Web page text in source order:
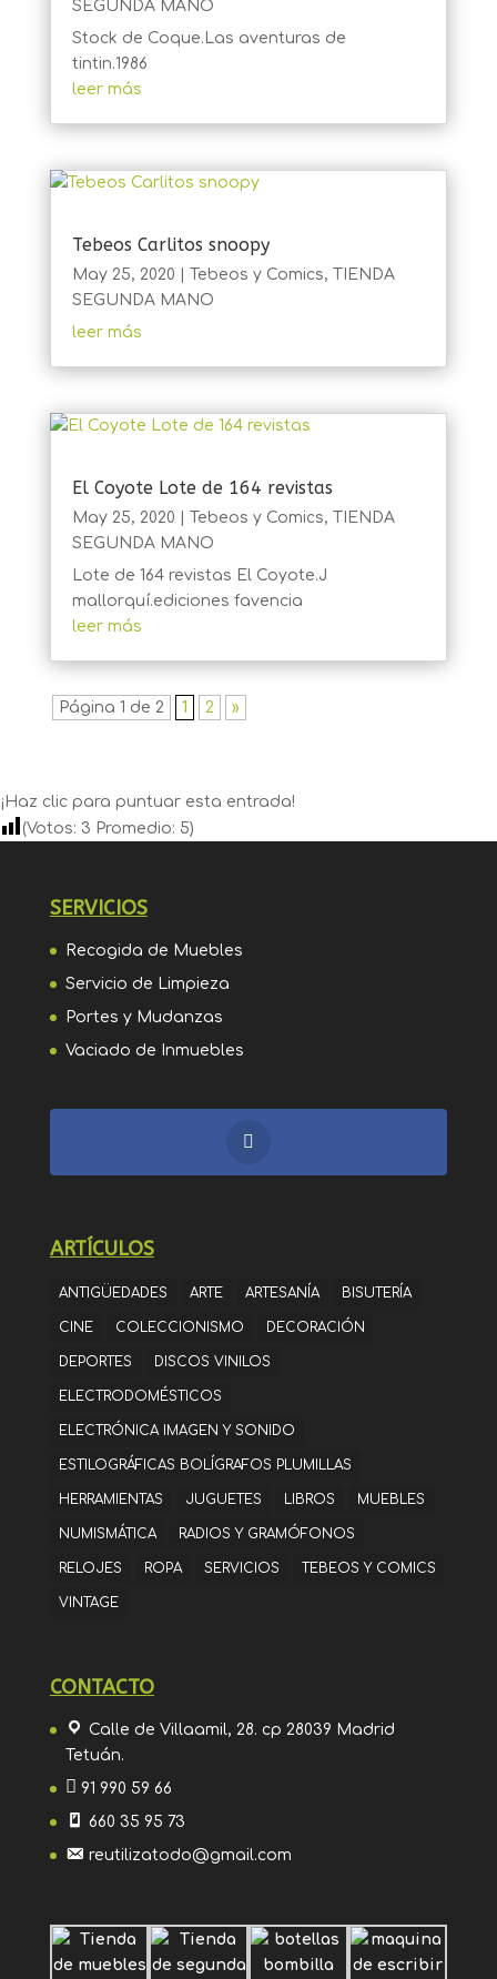
SEGUNDA MANO
Stock de Coque.Las aventuras de
tintin.1986
leer más
Tebeos Carlitos snoopy
May 25, 2020 Tebeos y Comics, TIENDA
SEGUNDA MANO
leer más
El Coyote Lote de 164 revistas
May 25, 2020 Tebeos y Comics, TIENDA
SEGUNDA MANO
Lote de 164 revistas El Coyote.J
mallorquí.ediciones favencia
leer más
Página 1 de 2 1 2 »
¡Haz clic para puntuar esta entrada!
(Votos: 3 Promedio: 5)
SERVICIOS
Recogida de Muebles
Servicio de Limpieza
Portes y Mudanzas
Vaciado de Inmuebles
ARTÍCULOS
ANTIGÜEDADES ARTE ARTESANÍA BISUTERÍA
CINE COLECCIONISMO DECORACIÓN
DEPORTES DISCOS VINILOS
ELECTRODOMÉSTICOS
ELECTRÓNICA IMAGEN Y SONIDO
ESTILOGRÁFICAS BOLÍGRAFOS PLUMILLAS
HERRAMIENTAS JUGUETES LIBROS MUEBLES
NUMISMÁTICA RADIOS Y GRAMÓFONOS
RELOJES ROPA SERVICIOS TEBEOS Y COMICS
VINTAGE
CONTACTO
Calle de Villaamil, 28. cp 28039 Madrid
Tetuán.
91 990 59 66
660 35 95 73
reutilizatodo@gmail.com